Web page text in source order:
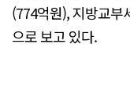
(774억원), 지방교
으로 보고 있다.